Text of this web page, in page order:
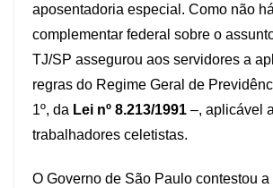
aposentadoria especial. Como não
complementar federal sobre o
TJ/SP assegurou aos servidores a
regras do Regime Geral de
1º, da Lei nº 8.213/1991 –, aplicável
trabalhadores celetistas.
O Governo de São Paulo contestou